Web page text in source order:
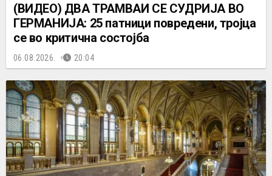
(ВИДЕО) ДВА ТРАМВАИ СЕ СУДРИЈА ВО
ГЕРМАНИЈА: 25 патници повредени, тројца
се во критична состојба
06.08.2026. 20:04